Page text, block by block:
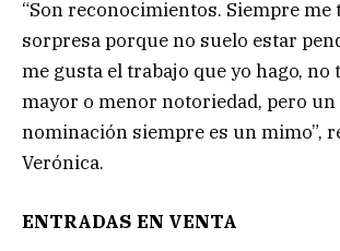
“Son reconocimientos. Siempre me
sorpresa porque no suelo estar
me gusta el trabajo que yo hago, no
mayor o menor notoriedad, pero
nominación siempre es un mimo”,
Verónica.
ENTRADAS EN VENTA